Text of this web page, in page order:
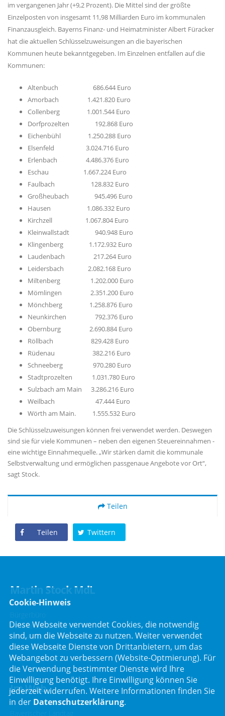
im vergangenen Jahr (+9,2 Prozent). Die Mittel sind der größte
Einzelposten von insgesamt 11,98 Milliarden Euro im kommunalen
Finanzausgleich. Bayerns Finanz- und Heimatminister Albert Füracker
hat die aktuellen Schlüsselzuweisungen an die bayerischen
Kommunen heute bekanntgegeben. Im Einzelnen entfallen auf die
Kommunen:
Altenbuch 686.644 Euro
Amorbach 1.421.820 Euro
Collenberg 1.001.544 Euro
Dorfprozelten 192.868 Euro
Eichenbühl 1.250.288 Euro
Elsenfeld 3.024.716 Euro
Erlenbach 4.486.376 Euro
Eschau 1.667.224 Euro
Faulbach 128.832 Euro
Großheubach 945.496 Euro
Hausen 1.086.332 Euro
Kirchzell 1.067.804 Euro
Kleinwallstadt 940.948 Euro
Klingenberg 1.172.932 Euro
Laudenbach 217.264 Euro
Leidersbach 2.082.168 Euro
Miltenberg 1.202.000 Euro
Mömlingen 2.351.200 Euro
Mönchberg 1.258.876 Euro
Neunkirchen 792.376 Euro
Obernburg 2.690.884 Euro
Röllbach 829.428 Euro
Rüdenau 382.216 Euro
Schneeberg 970.280 Euro
Stadtprozelten 1.031.780 Euro
Sulzbach am Main 3.286.216 Euro
Weilbach 47.444 Euro
Wörth am Main. 1.555.532 Euro
Die Schlüsselzuweisungen können frei verwendet werden. Deswegen
sind sie für viele Kommunen – neben den eigenen Steuereinnahmen -
eine wichtige Einnahmequelle. „Wir stärken damit die kommunale
Selbstverwaltung und ermöglichen passgenaue Angebote vor Ort“,
sagt Stock.
Teilen
Teilen Twittern
Martin Stock MdL
Bürgerbüro
Schafbrückenweg 10
63834 Sulzbach am Main
Telefon :06028 / 217 496 0
Telefax : 06028 / 217 496 9
Im Web
Cookie-Hinweis
Diese Webseite verwendet Cookies, die notwendig
sind, um die Webseite zu nutzen. Weiter verwendet
diese Webseite Dienste von Drittanbietern, um das
Webangebot zu verbessern (Website-Optmierung). Für
die Verwendung bestimmter Dienste wird Ihre
Einwilligung benötigt. Ihre Einwilligung können Sie
jederzeit widerrufen. Weitere Informationen finden Sie
in der Datenschutzerklärung.